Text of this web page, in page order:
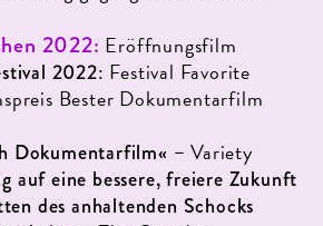
2022: Eröffnungsfilm
2022: Festival Favorite
Bester Dokumentarfilm
Dokumentarfilm« – Variety
auf eine bessere, freiere Zukunft
des anhaltenden Schocks